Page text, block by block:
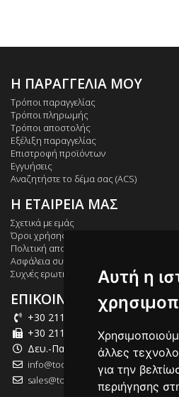
Η ΠΑΡΑΓΓΕΛΙΑ ΜΟΥ
Τρόποι παραγγελίας
Τρόποι πληρωμής
Τρόποι αποστολής
Εξέλιξη παραγγελίας
Επιστροφή προϊόντων
Εγγυήσεις
Αναζητήστε το δέμα σας (ACS)
Η ΕΤΑΙΡΕΙΑ ΜΑΣ
Σχετικά με εμάς
Όροι χρήσης
Πολιτική απορρήτου
Ασφάλεια συναλλαγών
Συχνές ερωτήσεις
ΕΠΙΚΟΙΝΩΝΙΑ
+30 211 012 2003
+30 211 012 2004
Δευ.-Παρ.: 09:00-18:00
info@tool-market.gr
sales@tool-market.gr
Αυτή η
άλλες
για την
περιήγησης